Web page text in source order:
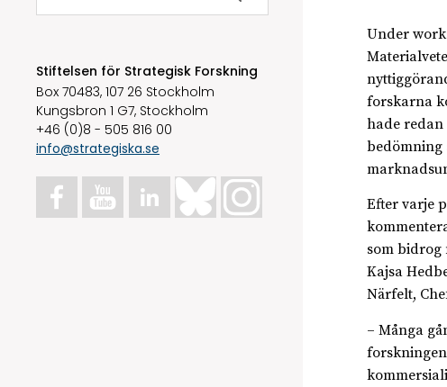
Stiftelsen för Strategisk Forskning
Box 70483, 107 26 Stockholm
Kungsbron 1 G7, Stockholm
+46 (0)8 - 505 816 00
info@strategiska.se
Under
forskarna
hade
bedömning
Efter varje
som bidrog
Kajsa
Närfelt,
– Många